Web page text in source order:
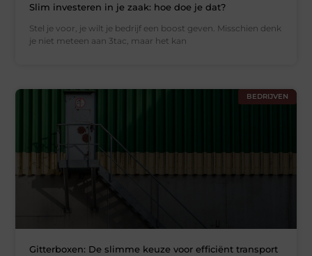
Slim investeren in je zaak: hoe doe je dat?
Stel je voor, je wilt je bedrijf een boost geven. Misschien denk
je niet meteen aan 3tac, maar het kan
BEDRIJVEN
Gitterboxen: De slimme keuze voor efficiënt transport